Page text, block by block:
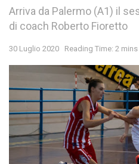
Arriva da Palermo (A1) il
di coach Roberto Fioretto
30 Luglio 2020 Reading Time: 2 mins